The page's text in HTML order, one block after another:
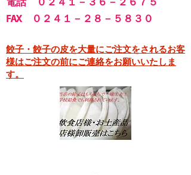
FAX ０２４１－２８－５８３０
餃子・餃子の皮を大量にご注文をされるお客
様はご注文の前にご連絡をお願いいたしま
す。​